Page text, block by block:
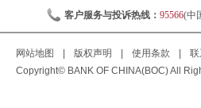
客户服务与投诉热线： 95566(中
网站地图 版权声明 使用条款 联
Copyright© BANK OF CHINA(BOC) All